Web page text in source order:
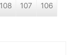
108 107 106